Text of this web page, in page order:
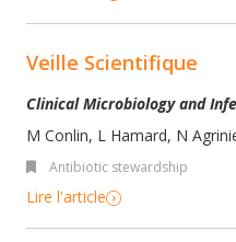
Veille Scientifique
Clinical Microbiology and
M Conlin, L Hamard, N
Antibiotic stewardship
Lire l'article